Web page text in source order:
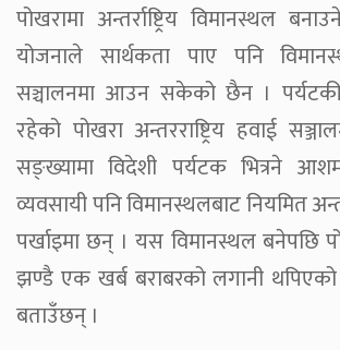
पोखरामा अन्तर्राष्ट्रिय विमानस्थल
योजनाले सार्थकता पाए पनि
सञ्चालनमा आउन सकेको छैन ।
रहेको पोखरा अन्तरराष्ट्रिय हवाई
सङ्ख्यामा विदेशी पर्यटक भित्रने
व्यवसायी पनि विमानस्थलबाट नियमित
पर्खाइमा छन् । यस विमानस्थल बनेपछि
झण्डै एक खर्ब बराबरको लगानी थपिएको
बताउँछन् ।